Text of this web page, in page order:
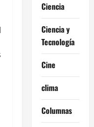
Ciencia
Ciencia y
Tecnología
Cine
clima
Columnas